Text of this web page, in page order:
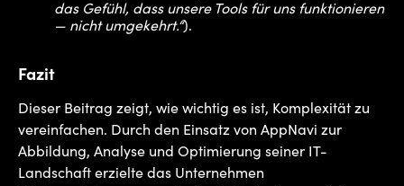
das Gefühl, dass unsere Tools für uns funktionieren
— nicht umgekehrt.“).
Fazit
Dieser Beitrag zeigt, wie wichtig es ist, Komplexität zu
vereinfachen. Durch den Einsatz von AppNavi zur
Abbildung, Analyse und Optimierung seiner IT-
Landschaft erzielte das Unternehmen